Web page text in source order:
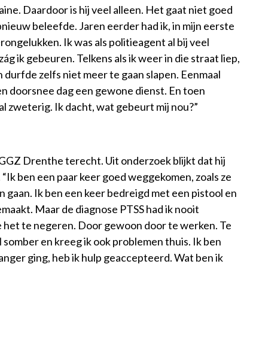
Daardoor is hij veel alleen. Het gaat niet goed
beleefde. Jaren eerder had ik, in mijn eerste
Ik was als politieagent al bij veel
ik gebeuren. Telkens als ik weer in die straat liep,
zelfs niet meer te gaan slapen. Eenmaal
doorsnee dag een gewone dienst. En toen
zweterig. Ik dacht, wat gebeurt mij nou?”
Drenthe terecht. Uit onderzoek blijkt dat hij
ben een paar keer goed weggekomen, zoals ze
Ik ben een keer bedreigd met een pistool en
Maar de diagnose PTSS had ik nooit
te negeren. Door gewoon door te werken. Te
en kreeg ik ook problemen thuis. Ik ben
ging, heb ik hulp geaccepteerd. Wat ben ik